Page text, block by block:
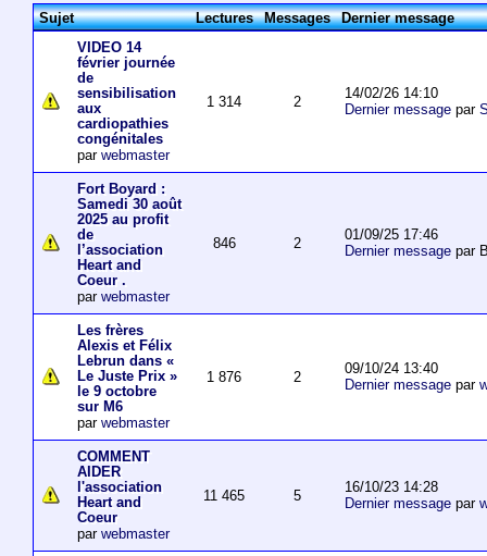
Sujet
Lectures Messages Dernier message
VIDEO 14
février journée
de
sensibilisation
aux
cardiopathies
congénitales
par webmaster
1 314 2
14/02/26 14:10
Dernier messagepar
Fort Boyard :
Samedi 30 août
2025 au profit
de
l’association
Heart and
Coeur .
par webmaster
846 2
01/09/25 17:46
Dernier messagepar
Les frères
Alexis et Félix
Lebrun dans «
Le Juste Prix »
le 9 octobre
sur M6
par webmaster
1 876 2
09/10/24 13:40
Dernier messagepar
COMMENT
AIDER
l'association
Heart and
Coeur
par webmaster
11 465 5
16/10/23 14:28
Dernier messagepar